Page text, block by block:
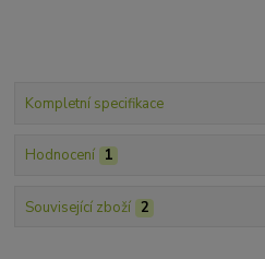
Kompletní specifikace
Hodnocení 1
Související zboží 2